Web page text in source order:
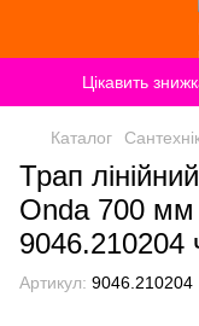
Цікавить
Каталог
Трап
Onda 700 мм
9046.210204
Артикул: 9046.210204